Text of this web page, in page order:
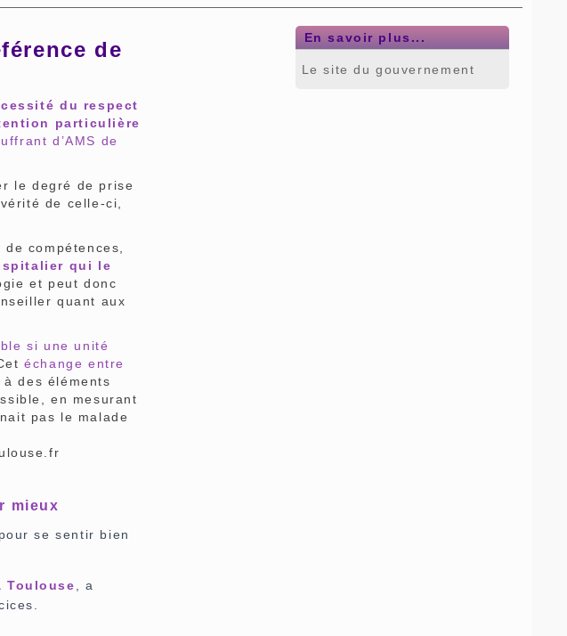
En savoir plus...
Le site du gouvernement
de
du respect
particulière
d’AMS de
le degré de prise
de celle-ci,
compétences,
qui le
et peut donc
quant aux
si une unité
échange entre
des éléments
en mesurant
pas le malade
mieux
se sentir bien
Toulouse, a